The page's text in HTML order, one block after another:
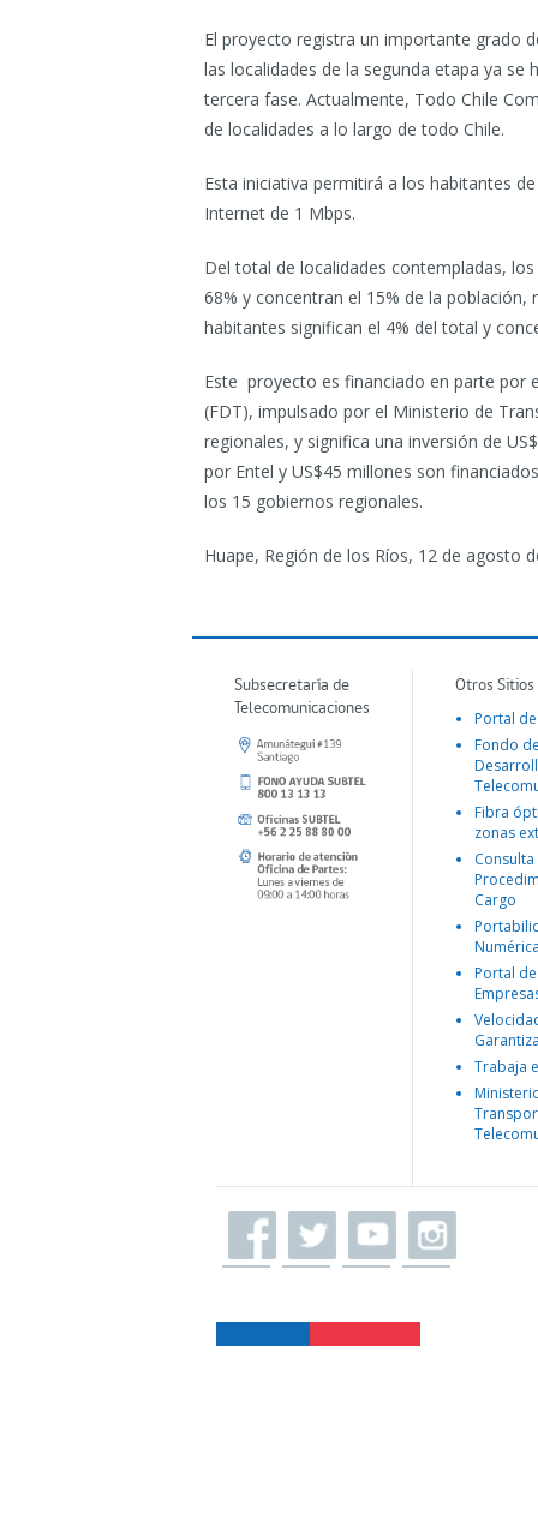
El proyecto registra un importante grado
las localidades de la segunda etapa ya
tercera fase. Actualmente, Todo Chile
de localidades a lo largo de todo Chile.
Esta iniciativa permitirá a los habitantes
Internet de 1 Mbps.
Del total de localidades contempladas,
68% y concentran el 15% de la
habitantes significan el 4% del total y
Este proyecto es financiado en parte por
(FDT), impulsado por el Ministerio de
regionales, y significa una inversión de
por Entel y US$45 millones son
los 15 gobiernos regionales.
Huape, Región de los Ríos, 12 de agosto
Subsecretaría de
Telecomunicaciones
Otros
Portal
Fondo
Fibra
zonas
Consulta
Cargo
Portal
Trabaja